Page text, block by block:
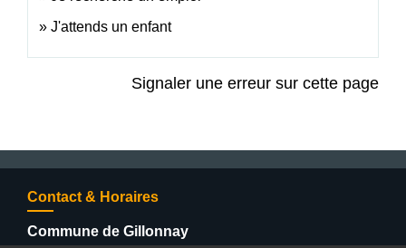
J'attends un enfant
Signaler une erreur sur cette page
Contact & Horaires
Commune de Gillonnay